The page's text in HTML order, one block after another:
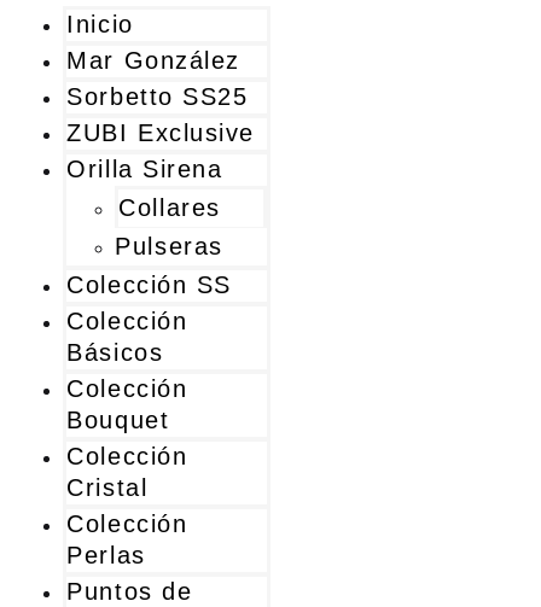
Inicio
Mar González
Sorbetto SS25
ZUBI Exclusive
Orilla Sirena
Collares
Pulseras
Colección SS
Colección
Básicos
Colección
Bouquet
Colección
Cristal
Colección
Perlas
Puntos de